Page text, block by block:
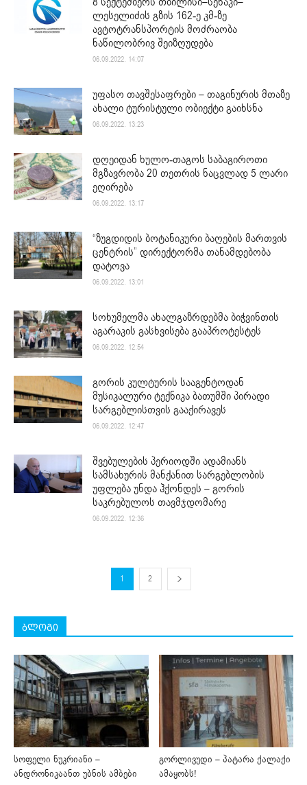
ლესელიძის გზის 162-ე კმ-ზე
ავტოტრანსპორტის მოძრაობა
ნაწილობრივ შეიზღუდება
06.09.2022. 14:07
უფასო თავშესაფრები – თაგინურის მთაზე
ახალი ტურისტული ობიექტი გაიხსნა
06.09.2022. 13:23
დღეიდან ხულო-თაგოს საბაგიროთი
მგზავრობა 20 თეთრის ნაცვლად 5 ლარი
ეღირება
06.09.2022. 13:17
“ზუგდიდის ბოტანიკური ბაღების მართვის
ცენტრის” დირექტორმა თანამდებობა
დატოვა
06.09.2022. 13:01
სოხუმელმა ახალგაზრდებმა ბიჭვინთის
აგარაკის გასხვისება გააპროტესტეს
06.09.2022. 12:54
გორის კულტურის სააგენტოდან
მუსიკალური ტექნიკა ბათუმში პირადი
სარგებლისთვის გააქირავეს
06.09.2022. 12:47
შვებულების პერიოდში ადამიანს
სამსახურის მანქანით სარგებლობის
უფლება უნდა ჰქონდეს – გორის
საკრებულოს თავმჯდომარე
06.09.2022. 12:36
1 2
ბლოგი
სოფელი ნუკრიანი –
ანდრონიკაანთ უბნის ამბები
გორლივუდი – პატარა ქალაქი
ამაყობს!